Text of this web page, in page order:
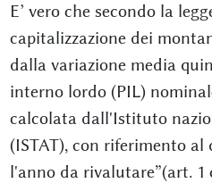
E’ vero che secondo la
capitalizzazione dei
dalla variazione media
interno lordo (PIL)
calcolata dall'Istituto
(ISTAT), con riferimento
l'anno da rivalutare”(art. 1